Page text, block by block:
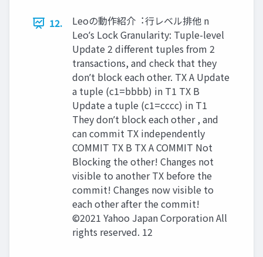
12.
Leoの動作紹介︓⾏レベル排他 n
Leoʼs Lock Granularity: Tuple-level
Update 2 different tuples from 2
transactions, and check that they
donʼt block each other. TX A Update
a tuple (c1=bbbb) in T1 TX B
Update a tuple (c1=cccc) in T1
They donʼt block each other , and
can commit TX independently
COMMIT TX B TX A COMMIT Not
Blocking the other! Changes not
visible to another TX before the
commit! Changes now visible to
each other after the commit!
©2021 Yahoo Japan Corporation All
rights reserved. 12